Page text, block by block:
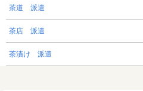
茶道 派遣
茶店 派遣
茶漬け 派遣